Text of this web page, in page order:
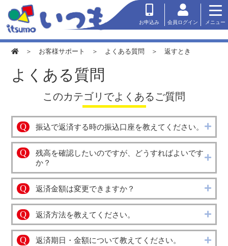
メニュー
お申込み 会員ログイン
＞ お客様サポート ＞ よくある質問 ＞ 返すとき
よくある質問
このカテゴリでよくあるご質問
Q 振込で返済する時の振込口座を教えてください。
Q
残高を確認したいのですが、どうすればよいです
か？
Q 返済金額は変更できますか？
Q 返済方法を教えてください。
Q 返済期日・金額について教えてください。